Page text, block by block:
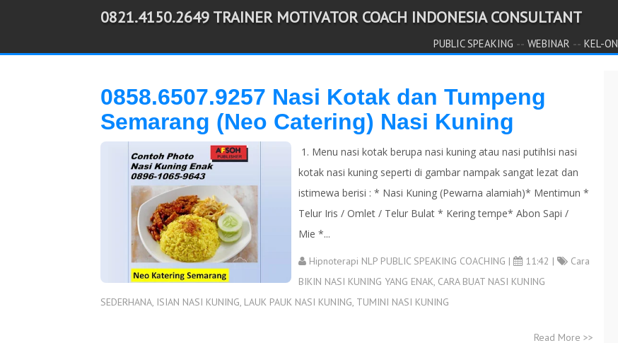
0821.4150.2649 TRAINER MOTIVATOR COACH INDONESIA CONSULTANT
PUBLIC SPEAKING -- WEBINAR -- KEL-ON
0858.6507.9257 Nasi Kotak dan Tumpeng
Semarang (Neo Catering) Nasi Kuning
1. Menu nasi kotak berupa nasi kuning atau nasi putihIsi nasi
kotak nasi kuning seperti di gambar nampak sangat lezat dan
istimewa berisi : * Nasi Kuning (Pewarna alamiah)* Mentimun *
Telur Iris / Omlet / Telur Bulat * Kering tempe* Abon Sapi /
Mie *...
Hipnoterapi NLP PUBLIC SPEAKING COACHING | 11:42 |
Cara
BIKIN NASI KUNING YANG ENAK, CARA BUAT NASI KUNING
SEDERHANA, ISIAN NASI KUNING, LAUK PAUK NASI KUNING, TUMINI NASI KUNING
Read More >>